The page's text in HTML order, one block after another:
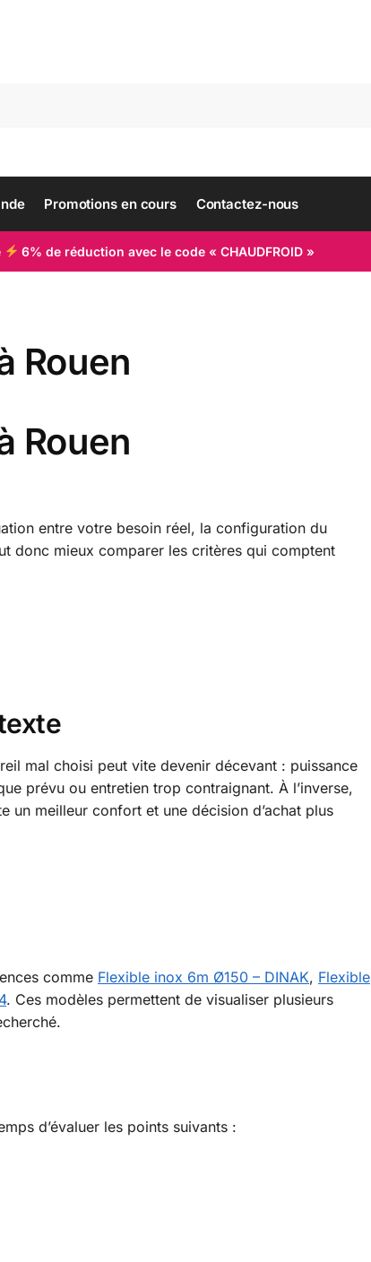
Promotions en cours Contactez-nous
6% de réduction avec le code « CHAUDFROID »
Rouen
Rouen
entre votre besoin réel, la configuration du
donc mieux comparer les critères qui comptent
mal choisi peut vite devenir décevant : puissance
prévu ou entretien trop contraignant. À l’inverse,
meilleur confort et une décision d’achat plus
comme Flexible inox 6m Ø150 – DINAK, Flexible
. Ces modèles permettent de visualiser plusieurs
d’évaluer les points suivants :